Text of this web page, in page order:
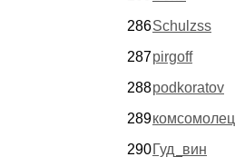
286Schulzss
287pirgoff
288podkoratov
289комсомолец
290Гуд_вин